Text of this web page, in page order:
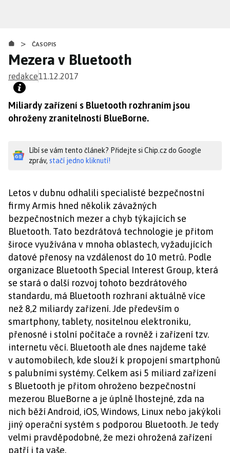
obsahu
> ČASOPIS
Mezera v Bluetooth
redakce11.12.2017
Miliardy zařízení s Bluetooth rozhraním jsou
ohroženy zranitelností BlueBorne.
Líbí se vám tento článek? Přidejte si Chip.cz do Google
zpráv, stačí jedno kliknutí!
Letos v dubnu odhalili specialisté bezpečnostní
firmy Armis hned několik závažných
bezpečnostních mezer a chyb týkajících se
Bluetooth. Tato bezdrátová technologie je přitom
široce využívána v mnoha oblastech, vyžadujících
datové přenosy na vzdálenost do 10 metrů. Podle
organizace Bluetooth Special Interest Group, která
se stará o další rozvoj tohoto bezdrátového
standardu, má Bluetooth rozhraní aktuálně více
než 8,2 miliardy zařízení. Jde především o
smartphony, tablety, nositelnou elektroniku,
přenosné i stolní počítače a rovněž i zařízení tzv.
internetu věcí. Bluetooth ale dnes najdeme také
v automobilech, kde slouží k propojení smartphonů
s palubními systémy. Celkem asi 5 miliard zařízení
s Bluetooth je přitom ohroženo bezpečnostní
mezerou BlueBorne a je úplně lhostejné, zda na
nich běží Android, iOS, Windows, Linux nebo jakýkoli
jiný operační systém s podporou Bluetooth. Je tedy
velmi pravděpodobné, že mezi ohrožená zařízení
patří i ta vaše.